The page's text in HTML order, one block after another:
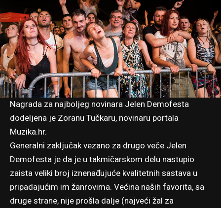
Nagrada za najboljeg novinara Jelen Demofesta
dodeljena je Zoranu Tučkaru, novinaru portala
Muzika.hr.
Generalni zaključak vezano za drugo veče Jelen
Demofesta je da je u takmičarskom delu nastupio
zaista veliki broj iznenađujuće kvalitetnih sastava u
pripadajućim im žanrovima. Većina naših favorita, sa
druge strane, nije prošla dalje (najveći žal za